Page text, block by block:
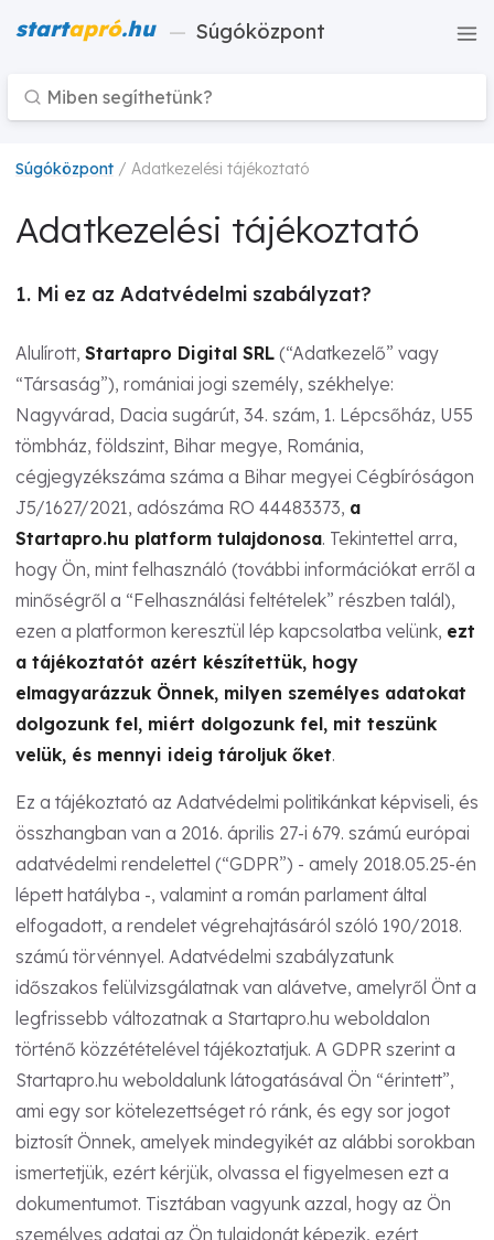
startapró.hu — Súgóközpont
Súgóközpont / Adatkezelési tájékoztató
Adatkezelési tájékoztató
1. Mi ez az Adatvédelmi szabályzat?
Alulírott, Startapro Digital SRL (“Adatkezelő” vagy
“Társaság”), romániai jogi személy, székhelye:
Nagyvárad, Dacia sugárút, 34. szám, 1. Lépcsőház, U55
tömbház, földszint, Bihar megye, Románia,
cégjegyzékszáma száma a Bihar megyei Cégbíróságon
J5/1627/2021, adószáma RO 44483373, a
Startapro.hu platform tulajdonosa. Tekintettel arra,
hogy Ön, mint felhasználó (további információkat erről a
minőségről a “Felhasználási feltételek” részben talál),
ezen a platformon keresztül lép kapcsolatba velünk, ezt
a tájékoztatót azért készítettük, hogy
elmagyarázzuk Önnek, milyen személyes adatokat
dolgozunk fel, miért dolgozunk fel, mit teszünk
velük, és mennyi ideig tároljuk őket.
Ez a tájékoztató az Adatvédelmi politikánkat képviseli, és
összhangban van a 2016. április 27-i 679. számú európai
adatvédelmi rendelettel (“GDPR”) - amely 2018.05.25-én
lépett hatályba -, valamint a román parlament által
elfogadott, a rendelet végrehajtásáról szóló 190/2018.
számú törvénnyel. Adatvédelmi szabályzatunk
időszakos felülvizsgálatnak van alávetve, amelyről Önt a
legfrissebb változatnak a Startapro.hu weboldalon
történő közzétételével tájékoztatjuk. A GDPR szerint a
Startapro.hu weboldalunk látogatásával Ön “érintett”,
ami egy sor kötelezettséget ró ránk, és egy sor jogot
biztosít Önnek, amelyek mindegyikét az alábbi sorokban
ismertetjük, ezért kérjük, olvassa el figyelmesen ezt a
dokumentumot. Tisztában vagyunk azzal, hogy az Ön
személyes adatai az Ön tulajdonát képezik, ezért